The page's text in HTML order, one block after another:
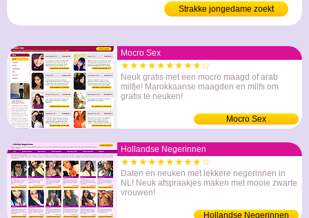
voel me hierdoor echt een lustobject dat door jou
bereden word! Ik doe ook niet moeilijk als jij is
iets nieuws wilt proberen, ik hoop dus op een
Strakke jongedame zoekt
donkere man
Mocro Sex
★★★★★★★★★☆
Neuk gratis met een mocro maagd of arab
milfje! Marokkaanse maagden en milfs om
gratis te neuken!
Mocro Sex
Hollandse Negerinnen
★★★★★★★★★☆
Daten en neuken met lekkere negerinnen in
NL! Neuk afspraakjes maken met mooie zwarte
vrouwen!
Hollandse Negerinnen